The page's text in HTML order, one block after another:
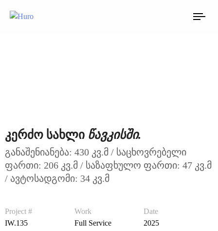
კერძო სახლი წავკისში.
განაშენიანება: 430 კვ.მ / საცხოვრებელი
ფართი: 206 კვ.მ / საზაფხულო ფართი: 47 კვ.მ
/ ავტოსადგომი: 34 კვ.მ
Project #
IW.135
Work
Full Service
Date
2025